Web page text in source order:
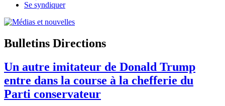
Se syndiquer
Bulletins Directions
Un autre imitateur de Donald Trump
entre dans la course à la chefferie du
Parti conservateur